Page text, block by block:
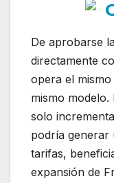
De aprobarse
directamente
opera el
mismo
solo
podría generar
tarifas,
expansión de